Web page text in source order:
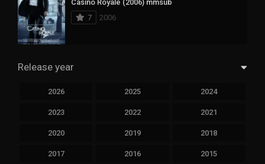
Casino Royale (2006) mmsub
7
2006
Release year
2026 2025 2024
2023 2022 2021
2020 2019 2018
2017 2016 2015